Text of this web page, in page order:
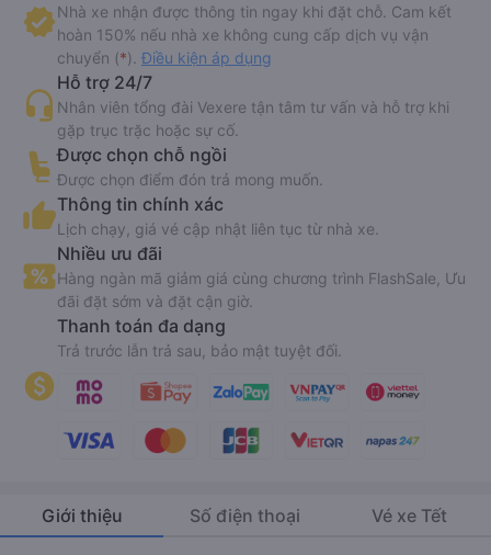
Nhà xe nhận được thông tin ngay khi đặt chỗ. Cam kết
hoàn 150% nếu nhà xe không cung cấp dịch vụ vận
chuyển (*). Điều kiện áp dụng
Hỗ trợ 24/7
Nhân viên tổng đài Vexere tận tâm tư vấn và hỗ trợ khi
gặp trục trặc hoặc sự cố.
Được chọn chỗ ngồi
Được chọn điểm đón trả mong muốn.
Thông tin chính xác
Lịch chạy, giá vé cập nhật liên tục từ nhà xe.
Nhiều ưu đãi
Hàng ngàn mã giảm giá cùng chương trình FlashSale, Ưu
đãi đặt sớm và đặt cận giờ.
Thanh toán đa dạng
Trả trước lẫn trả sau, bảo mật tuyệt đối.
Giới thiệu Số điện thoại Vé xe Tết